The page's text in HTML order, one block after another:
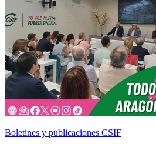
Boletines y publicaciones CSIF